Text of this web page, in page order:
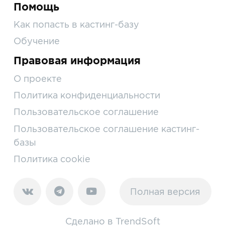
Помощь
Как попасть в кастинг-базу
Обучение
Правовая информация
О проекте
Политика конфиденциальности
Пользовательское соглашение
Пользовательское соглашение кастинг-
базы
Политика cookie
Полная версия
Сделано в TrendSoft